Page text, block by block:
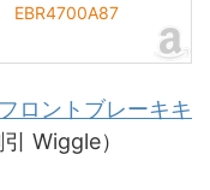
EBR4700A87
ロントブレーキキ
Wiggle）